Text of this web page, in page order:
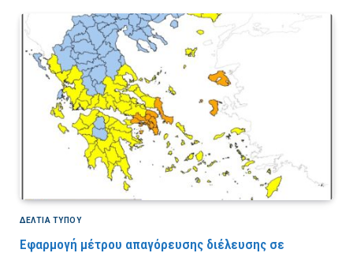
ΔΕΛΤΙΑ ΤΥΠΟΥ
Εφαρμογή μέτρου απαγόρευσης διέλευσης σε